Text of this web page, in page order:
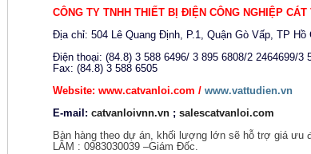
CÔNG TY TNHH THIẾT BỊ ĐIỆN CÔNG NGHIỆP CÁT
Địa chỉ: 504 Lê Quang Định, P.1, Quận Gò Vấp, TP Hồ
Điện thoại: (84.8) 3 588 6496/ 3 895 6808/2 2464699/3
Fax: (84.8) 3 588 6505
Website: www.catvanloi.com / www.vattudien.vn
E-mail: catvanloivnn.vn ; salescatvanloi.com
Bàn hàng theo dự án, khối lượng lớn sẽ hỗ trợ giá ưu
LÂM : 0983030039 –Giám Đốc.